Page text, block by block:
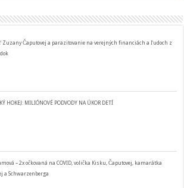
Zuzany Čaputovej a parazitovanie na verejných financiách a ľudoch z
HOKEJ: MILIÓNOVÉ PODVODY NA ÚKOR DETÍ
– 2x očkovaná na COVID, volička Kisku, Čaputovej, kamarátka
a Schwarzenberga